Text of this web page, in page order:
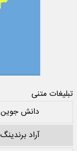
تبلیغات متنی
دانش جوین
آراد برندینگ